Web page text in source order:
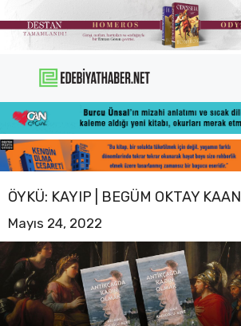
atla
ÖYKÜ: KAYIP | BEGÜM OKTAY KAAN
Mayıs 24, 2022